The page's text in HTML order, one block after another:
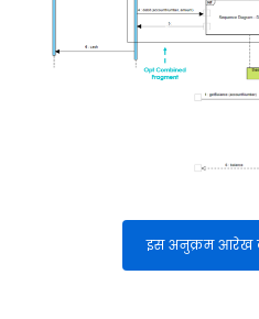
इस अनुक्रम आरेख